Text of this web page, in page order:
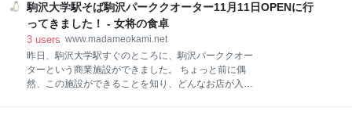
に粉々に。 なんとも残念で、寂しい気持ちでいっぱい
だったのですが、主人が違う鉢にとりあえず植え替え
てくれました。（一番上の写真です） カーテンもまだ
私のものに変えられていないので、ちょっと好みが違
よいよ本日、引越しします！ 広尾を離れます 大変だっ
たこと リフォーム 不用品がいっぱい 捨てました 今度
の引っ越し先 これからもよろしくお願いします いよい
よ本日、引越しします！ 広尾を離れます とは言って
も、主人の勤め先は広尾で、私は恵比寿で、お互い辞
めずに続けるので、この土地に全く来ないというわけ
駒沢大学駅そば駒沢パーククオーター11月11日OPENに行
ってきました！ - 女将の食卓
3 users www.madameokami.net
昨日、駒沢大学駅すぐのところに、駒沢パーククオー
ターという商業施設ができました。 ちょっと前に偶
然、この施設ができることを知り、どんなお店が入る